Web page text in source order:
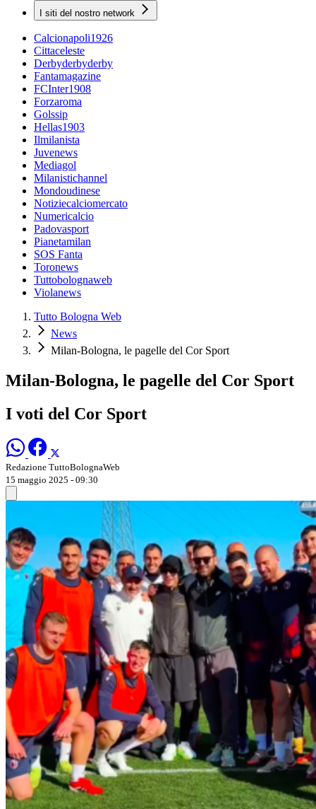
I siti del nostro network
Calcionapoli1926
Cittaceleste
Derbyderbyderby
Fantamagazine
FCInter1908
Forzaroma
Golssip
Hellas1903
Ilmilanista
Juvenews
Mediagol
Milanistichannel
Mondoudinese
Notiziecalciomercato
Numericalcio
Padovasport
Pianetamilan
SOS Fanta
Toronews
Tuttobolognaweb
Violanews
Tutto Bologna Web
News
Milan-Bologna, le pagelle del Cor Sport
Milan-Bologna, le pagelle del Cor Sport
I voti del Cor Sport
Redazione TuttoBolognaWeb
15 maggio 2025 - 09:30